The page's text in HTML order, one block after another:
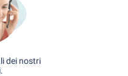
dei nostri